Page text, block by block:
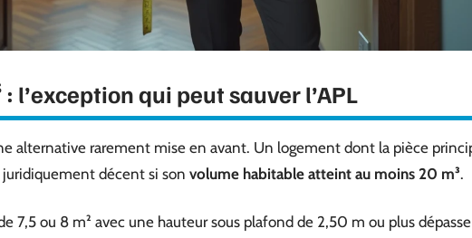
l’exception qui peut sauver l’APL
alternative rarement mise en avant. Un logement dont la pièce
décent si son volume habitable atteint au moins 20 m³.
7,5 ou 8 m² avec une hauteur sous plafond de 2,50 m ou plus